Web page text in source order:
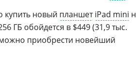
купить новый планшет iPad mini
ГБ обойдется в $449 (31,9 тыс.
приобрести новейший